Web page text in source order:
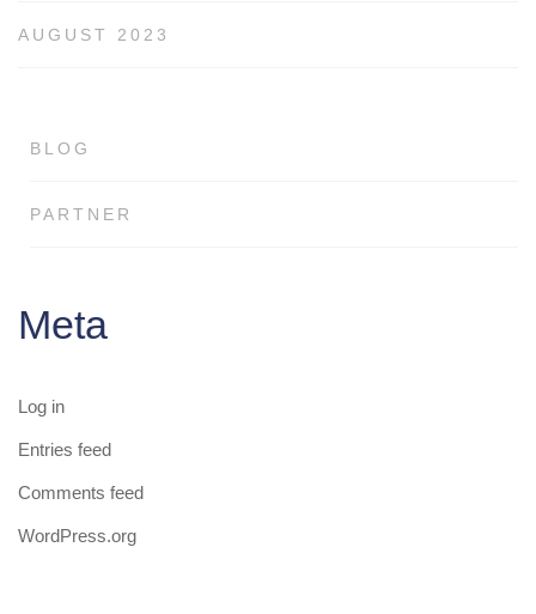
AUGUST 2023
BLOG
PARTNER
Meta
Log in
Entries feed
Comments feed
WordPress.org